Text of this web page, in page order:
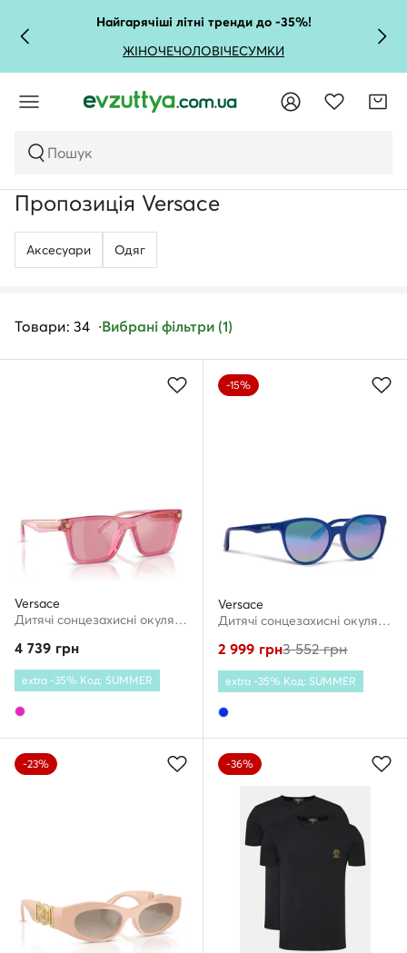
Найгарячіші літні тренди до -35%!
ЖІНОЧЕЧОЛОВІЧЕСУМКИ
Пошук
Пропозиція Versace
Аксесуари Одяг
Товари: 34 Вибрані фільтри (1)
Versace
Дитячі сонцезахисні окуляри · Рожевий
4 739 грн
extra -35% Код: SUMMER
-15%
Versace
Дитячі сонцезахисні окуляри · Голубий
2 999 грн3 552грн
extra -35% Код: SUMMER
-23% -36%